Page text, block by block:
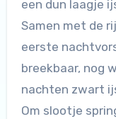
een dun laagje
Samen met de
eerste
breekbaar, nog
nachten zwart
Om slootje